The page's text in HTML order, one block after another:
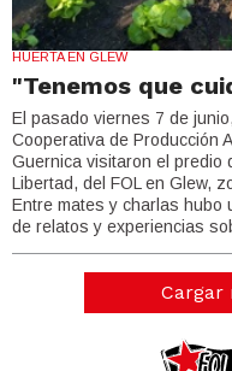
HUERTA EN GLEW
"Tenemos que
El pasado viernes 7 de
Cooperativa de Producción
Guernica visitaron el predio
Libertad, del FOL en Glew,
Entre mates y charlas hubo
de relatos y experiencias
Cargar